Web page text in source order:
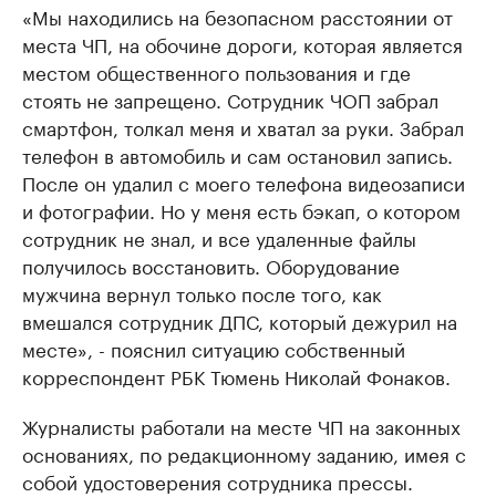
«Мы находились на безопасном расстоянии от
места ЧП, на обочине дороги, которая является
местом общественного пользования и где
стоять не запрещено. Сотрудник ЧОП забрал
смартфон, толкал меня и хватал за руки. Забрал
телефон в автомобиль и сам остановил запись.
После он удалил с моего телефона видеозаписи
и фотографии. Но у меня есть бэкап, о котором
сотрудник не знал, и все удаленные файлы
получилось восстановить. Оборудование
мужчина вернул только после того, как
вмешался сотрудник ДПС, который дежурил на
месте», - пояснил ситуацию собственный
корреспондент РБК Тюмень Николай Фонаков.
Журналисты работали на месте ЧП на законных
основаниях, по редакционному заданию, имея с
собой удостоверения сотрудника прессы.